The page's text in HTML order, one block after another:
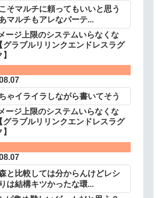
そマルチに頼ってもいいと思う
マルチもアレなパーテ...
ージ上限のシステムいらなくな
グラブルリリンクエンドレスラグ
ゃイライラしながら書いてそう
ージ上限のシステムいらなくな
グラブルリリンクエンドレスラグ
と比較しては分からんけどレシ
は結構キツかったな環...